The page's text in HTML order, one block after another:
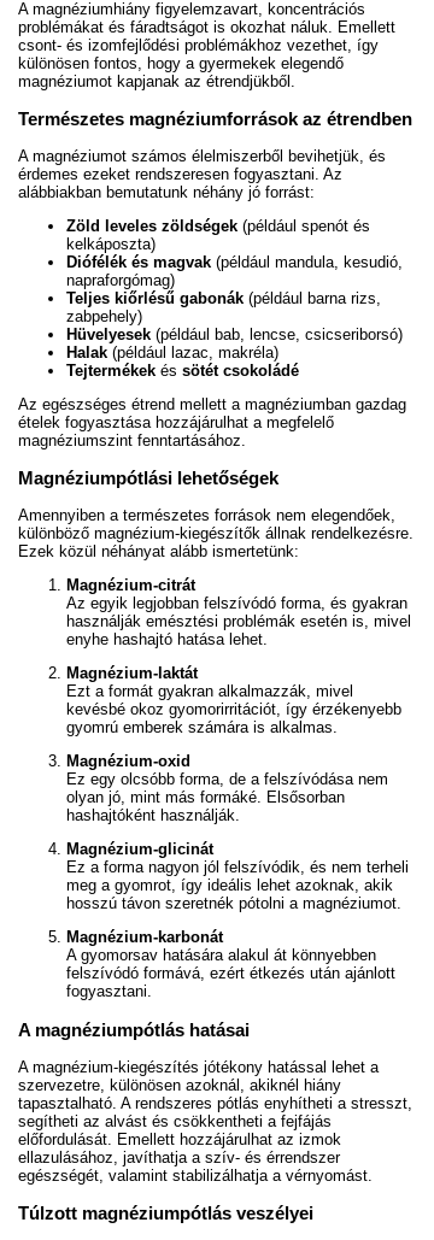
A magnéziumhiány figyelemzavart, koncentrációs
problémákat és fáradtságot is okozhat náluk. Emellett
csont- és izomfejlődési problémákhoz vezethet, így
különösen fontos, hogy a gyermekek elegendő
magnéziumot kapjanak az étrendjükből.
Természetes magnéziumforrások az étrendben
A magnéziumot számos élelmiszerből bevihetjük, és
érdemes ezeket rendszeresen fogyasztani. Az
alábbiakban bemutatunk néhány jó forrást:
Zöld leveles zöldségek (például spenót és
kelkáposzta)
Diófélék és magvak (például mandula, kesudió,
napraforgómag)
Teljes kiőrlésű gabonák (például barna rizs,
zabpehely)
Hüvelyesek (például bab, lencse, csicseriborsó)
Halak (például lazac, makréla)
Tejtermékek és sötét csokoládé
Az egészséges étrend mellett a magnéziumban gazdag
ételek fogyasztása hozzájárulhat a megfelelő
magnéziumszint fenntartásához.
Magnéziumpótlási lehetőségek
Amennyiben a természetes források nem elegendőek,
különböző magnézium-kiegészítők állnak rendelkezésre.
Ezek közül néhányat alább ismertetünk:
Magnézium-citrát
Az egyik legjobban felszívódó forma, és gyakran
használják emésztési problémák esetén is, mivel
enyhe hashajtó hatása lehet.
Magnézium-laktát
Ezt a formát gyakran alkalmazzák, mivel
kevésbé okoz gyomorirritációt, így érzékenyebb
gyomrú emberek számára is alkalmas.
Magnézium-oxid
Ez egy olcsóbb forma, de a felszívódása nem
olyan jó, mint más formáké. Elsősorban
hashajtóként használják.
Magnézium-glicinát
Ez a forma nagyon jól felszívódik, és nem terheli
meg a gyomrot, így ideális lehet azoknak, akik
hosszú távon szeretnék pótolni a magnéziumot.
Magnézium-karbonát
A gyomorsav hatására alakul át könnyebben
felszívódó formává, ezért étkezés után ajánlott
fogyasztani.
A magnéziumpótlás hatásai
A magnézium-kiegészítés jótékony hatással lehet a
szervezetre, különösen azoknál, akiknél hiány
tapasztalható. A rendszeres pótlás enyhítheti a stresszt,
segítheti az alvást és csökkentheti a fejfájás
előfordulását. Emellett hozzájárulhat az izmok
ellazulásához, javíthatja a szív- és érrendszer
egészségét, valamint stabilizálhatja a vérnyomást.
Túlzott magnéziumpótlás veszélyei